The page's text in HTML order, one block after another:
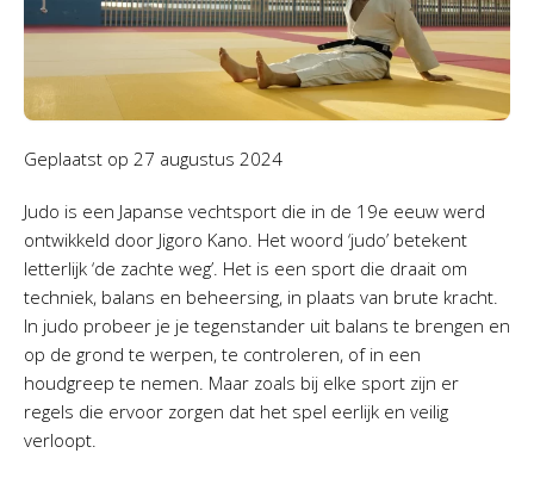
Geplaatst op 27 augustus 2024
Judo is een Japanse vechtsport die in de 19e eeuw werd
ontwikkeld door Jigoro Kano. Het woord ‘judo’ betekent
letterlijk ‘de zachte weg’. Het is een sport die draait om
techniek, balans en beheersing, in plaats van brute kracht.
In judo probeer je je tegenstander uit balans te brengen en
op de grond te werpen, te controleren, of in een
houdgreep te nemen. Maar zoals bij elke sport zijn er
regels die ervoor zorgen dat het spel eerlijk en veilig
verloopt.